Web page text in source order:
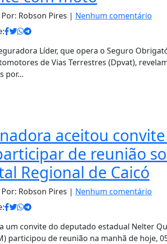
Robson Pires | Nenhum comentário
Líder, que opera o Seguro
de Vias Terrestres (Dpvat),
por…
aceitou
de reunião
Regional de Caicó
Robson Pires | Nenhum comentário
um convite do deputado estadual Nelter
participou de reunião na manhã de hoje,